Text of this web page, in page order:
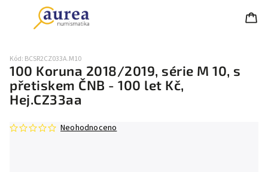
100 Koruna 2018/2019, série M 10, s
přetiskem ČNB - 100 let Kč,
Hej.CZ33aa
Kód: BCSR2CZ033A.M10
Neohodnoceno